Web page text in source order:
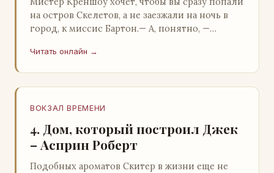
на остров Скелетов, а не заезжали на ночь в
город, к миссис Бартон.— А, понятно, —
«кризис»…
Читать онлайн →
ВОКЗАЛ ВРЕМЕНИ
4. Дом, который построил Джек
– Асприн Роберт
Подобных ароматов Скитер в жизни еще не